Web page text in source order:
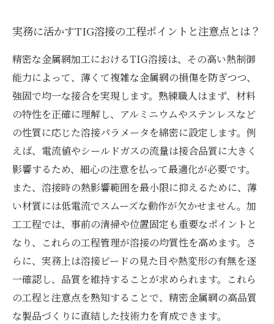
実務に活かすTIG溶接の工程ポイントと注意点とは？
精密な金属網加工におけるTIG溶接は、その高い熱制御
能力によって、薄くて複雑な金属網の損傷を防ぎつつ、
強固で均一な接合を実現します。熟練職人はまず、材料
の特性を正確に理解し、アルミニウムやステンレスなど
の性質に応じた溶接パラメータを綿密に設定します。例
えば、電流値やシールドガスの流量は接合品質に大きく
影響するため、細心の注意を払って最適化が必要です。
また、溶接時の熱影響範囲を最小限に抑えるために、薄
い材質には低電流でスムーズな動作が欠かせません。加
工工程では、事前の清掃や位置固定も重要なポイントと
なり、これらの工程管理が溶接の均質性を高めます。さ
らに、実務上は溶接ビードの見た目や熱変形の有無を逐
一確認し、品質を維持することが求められます。これら
の工程と注意点を熟知することで、精密金属網の高品質
な製品づくりに直結した技術力を育成できます。